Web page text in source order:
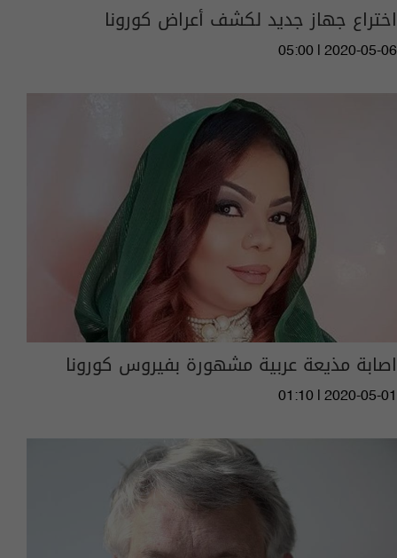
اختراع جهاز جديد لكشف أعراض كورونا
05:00 | 2020-05-06
اصابة مذيعة عربية مشهورة بفيروس كورونا
01:10 | 2020-05-01